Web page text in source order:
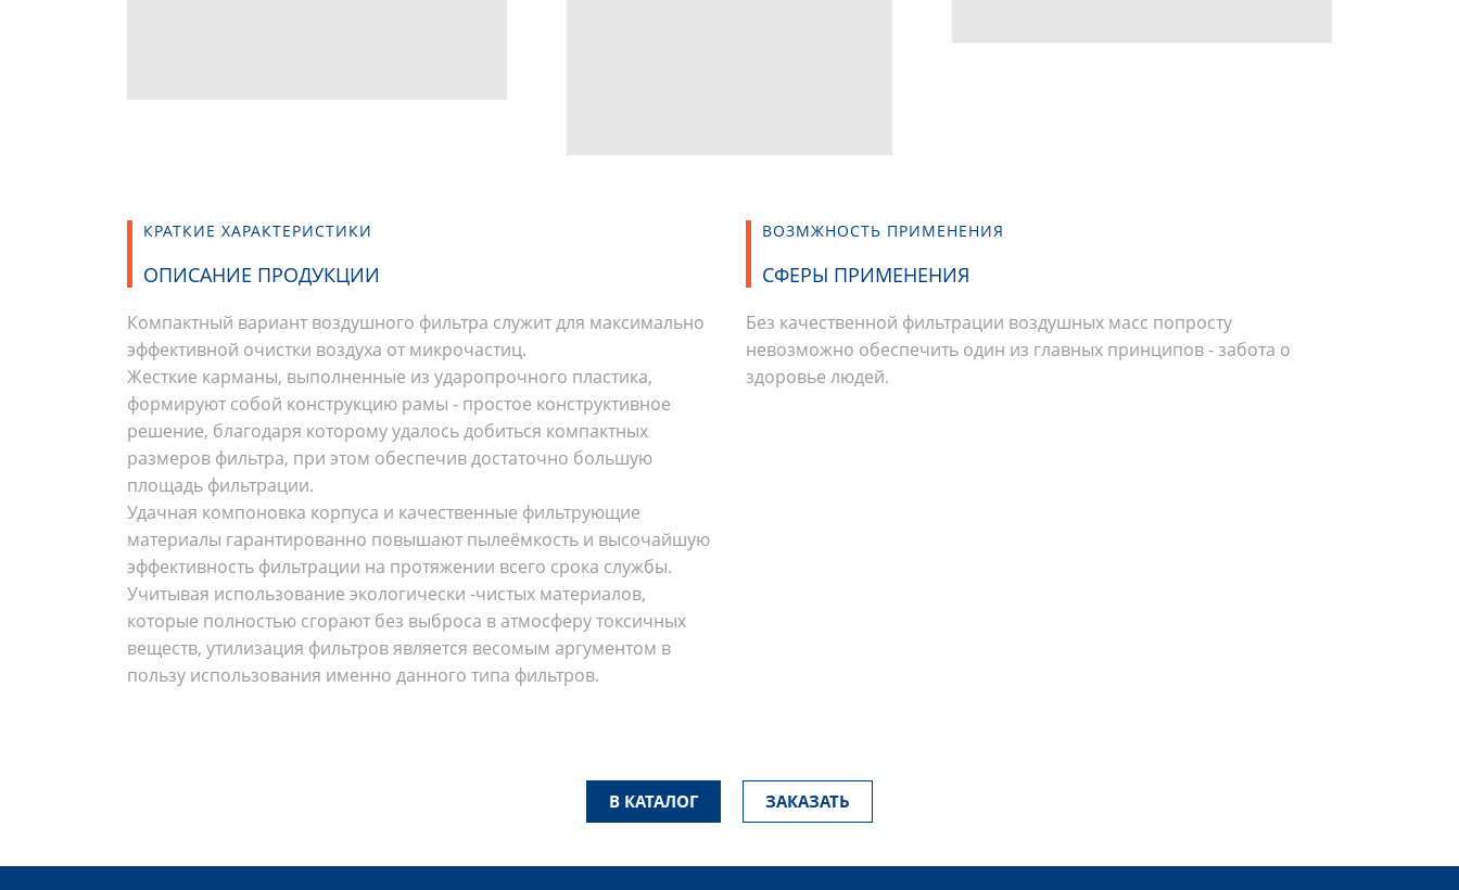
КРАТКИЕ ХАРАКТЕРИСТИКИ
ОПИСАНИЕ ПРОДУКЦИИ
Компактный вариант воздушного фильтра служит для максимально
эффективной очистки воздуха от микрочастиц.
Жесткие карманы, выполненные из ударопрочного пластика,
формируют собой конструкцию рамы - простое конструктивное
решение, благодаря которому удалось добиться компактных
размеров фильтра, при этом обеспечив достаточно большую
площадь фильтрации.
Удачная компоновка корпуса и качественные фильтрующие
материалы гарантированно повышают пылеёмкость и высочайшую
эффективность фильтрации на протяжении всего срока службы.
Учитывая использование экологически -чистых материалов,
которые полностью сгорают без выброса в атмосферу токсичных
веществ, утилизация фильтров является весомым аргументом в
пользу использования именно данного типа фильтров.
ВОЗМЖНОСТЬ ПРИМЕНЕНИЯ
СФЕРЫ ПРИМЕНЕНИЯ
Без качественной фильтрации воздушных масс попросту
невозможно обеспечить один из главных принципов - забота о
здоровье людей.
В КАТАЛОГ ЗАКАЗАТЬ